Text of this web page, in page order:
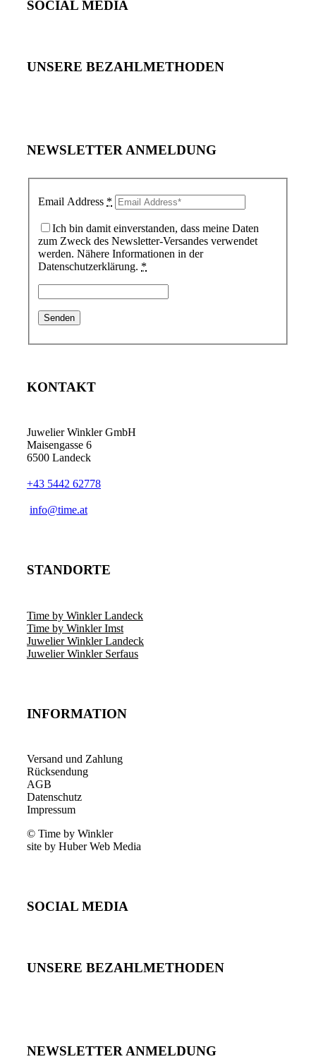
SOCIAL MEDIA
UNSERE BEZAHLMETHODEN
NEWSLETTER ANMELDUNG
Email Address *
Ich bin damit einverstanden, dass meine Daten
zum Zweck des Newsletter-Versandes verwendet
werden. Nähere Informationen in der
Datenschutzerklärung. *
KONTAKT
Juwelier Winkler GmbH
Maisengasse 6
6500 Landeck
+43 5442 62778
info@time.at
STANDORTE
Time by Winkler Landeck
Time by Winkler Imst
Juwelier Winkler Landeck
Juwelier Winkler Serfaus
INFORMATION
Versand und Zahlung
Rücksendung
AGB
Datenschutz
Impressum
© Time by Winkler
site by Huber Web Media
SOCIAL MEDIA
UNSERE BEZAHLMETHODEN
NEWSLETTER ANMELDUNG